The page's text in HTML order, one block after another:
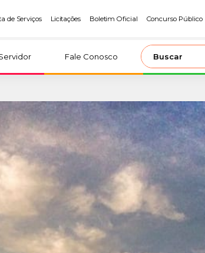
de Serviços Licitações Boletim Oficial Concurso Público
Fale Conosco